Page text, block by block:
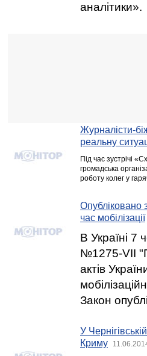
аналітики».
Журналісти-
реальну
Під час зустрічі
громадська
роботу колег у
Опубліковано
час мобілізації
В Україні 7
№1275-VII
актів
Закон
У
Криму